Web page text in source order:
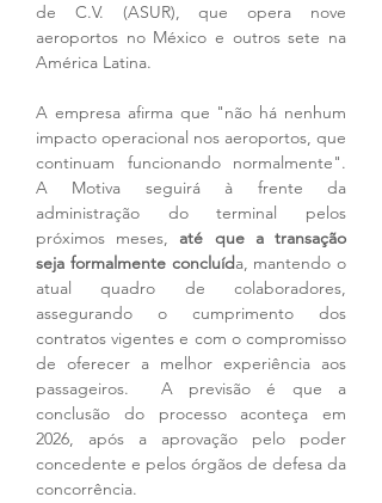
de C.V. (ASUR), que opera nove
aeroportos no México e outros sete na
América Latina.
A empresa afirma que "não há nenhum
impacto operacional nos aeroportos, que
continuam funcionando normalmente".
A Motiva seguirá à frente da
administração do terminal pelos
próximos meses, até que a transação
seja formalmente concluída, mantendo o
atual quadro de colaboradores,
assegurando o cumprimento dos
contratos vigentes e com o compromisso
de oferecer a melhor experiência aos
passageiros.  A previsão é que a
conclusão do processo aconteça em
2026, após a aprovação pelo poder
concedente e pelos órgãos de defesa da
concorrência.